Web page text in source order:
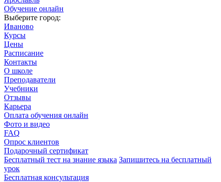
Обучение онлайн
Выберите город:
Иваново
Курсы
Цены
Расписание
Контакты
О школе
Преподаватели
Учебники
Отзывы
Карьера
Оплата обучения онлайн
Фото и видео
FAQ
Опрос клиентов
Подарочный сертификат
Бесплатный тест на знание языка Запишитесь на бесплатный
урок
Бесплатная консультация